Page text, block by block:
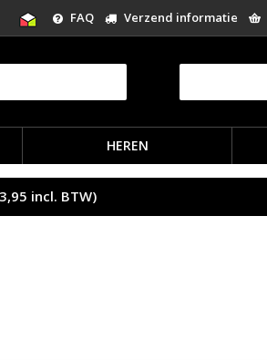
FAQ Verzend informatie
HEREN
incl. BTW)